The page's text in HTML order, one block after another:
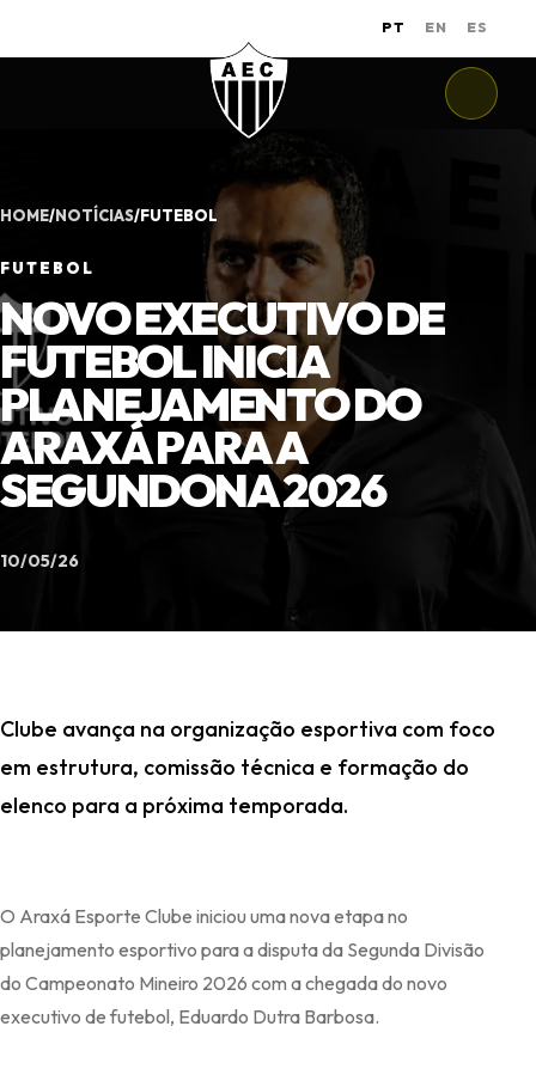
PT EN ES
HOME/NOTÍCIAS/FUTEBOL
FUTEBOL
NOVO EXECUTIVO DE
FUTEBOL INICIA
PLANEJAMENTO DO
ARAXÁ PARA A
SEGUNDONA 2026
10/05/26
Clube avança na organização esportiva com foco
em estrutura, comissão técnica e formação do
elenco para a próxima temporada.
O Araxá Esporte Clube iniciou uma nova etapa no
planejamento esportivo para a disputa da Segunda Divisão
do Campeonato Mineiro 2026 com a chegada do novo
executivo de futebol, Eduardo Dutra Barbosa.